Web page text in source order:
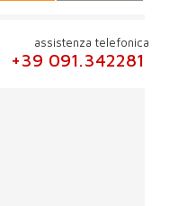
assistenza telefonica
+39 091.342281